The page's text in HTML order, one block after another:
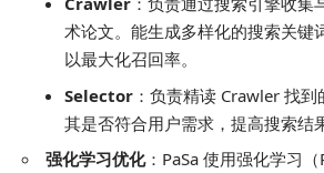
术论文。能生成多样化的搜索关键
以最大化召回率。
Selector：负责精读 Crawler 找到
其是否符合用户需求，提高搜索结
强化学习优化：PaSa 使用强化学习